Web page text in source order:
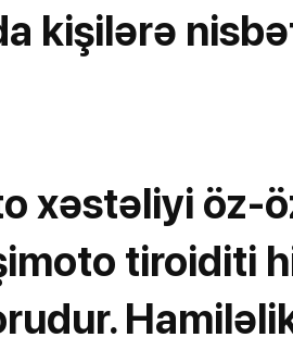
kişilərə
xəstəliyi öz-
tiroiditi